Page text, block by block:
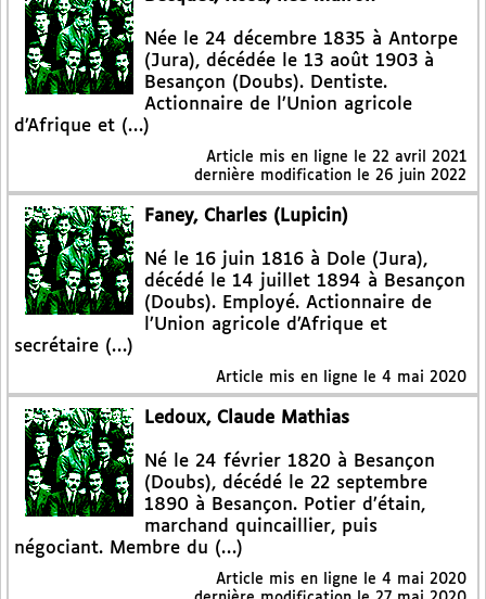
Née le 24 décembre 1835 à Antorpe
(Jura), décédée le 13 août 1903 à
Besançon (Doubs). Dentiste.
Actionnaire de l’Union agricole
d’Afrique et (…)
Article mis en ligne le 22 avril 2021
dernière modification le 26 juin 2022
Faney, Charles (Lupicin)
Né le 16 juin 1816 à Dole (Jura),
décédé le 14 juillet 1894 à Besançon
(Doubs). Employé. Actionnaire de
l’Union agricole d’Afrique et
secrétaire (…)
Article mis en ligne le 4 mai 2020
Ledoux, Claude Mathias
Né le 24 février 1820 à Besançon
(Doubs), décédé le 22 septembre
1890 à Besançon. Potier d’étain,
marchand quincaillier, puis
négociant. Membre du (…)
Article mis en ligne le 4 mai 2020